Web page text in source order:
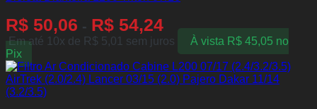
R$ 50,06 - R$ 54,24
Em até 10x de R$ 5,01 sem juros À vista R$45,05 no
Pix